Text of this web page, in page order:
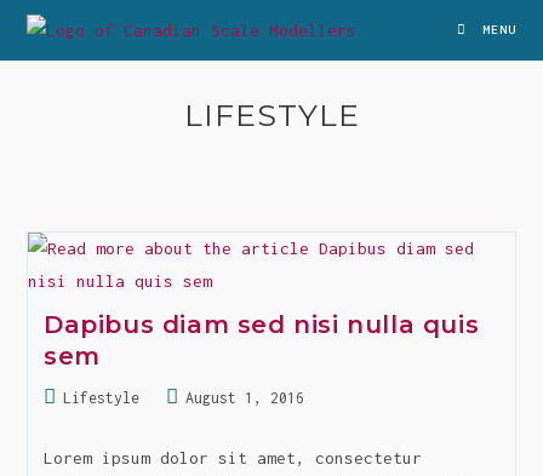
Skip
MENU
LIFESTYLE
Dapibus diam sed nisi nulla quis
sem
PostLifestyle
Post
modified:
August 1, 2016
Lorem ipsum dolor sit amet, consectetur